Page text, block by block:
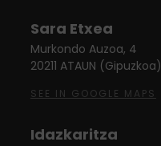
Sara Etxea
Murkondo Auzoa, 4
20211 ATAUN (Gipuzkoa)
SEE IN GOOGLE MAPS
Idazkaritza